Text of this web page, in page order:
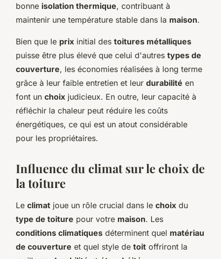
bonne isolation thermique, contribuant à
maintenir une température stable dans la maison.
Bien que le prix initial des toitures métalliques
puisse être plus élevé que celui d'autres types de
couverture, les économies réalisées à long terme
grâce à leur faible entretien et leur durabilité en
font un choix judicieux. En outre, leur capacité à
réfléchir la chaleur peut réduire les coûts
énergétiques, ce qui est un atout considérable
pour les propriétaires.
Influence du climat sur le choix de
la toiture
Le climat joue un rôle crucial dans le choix du
type de toiture pour votre maison. Les
conditions climatiques déterminent quel matériau
de couverture et quel style de toit offriront la